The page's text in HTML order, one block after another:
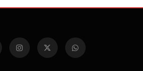
éves programnaptár és élményajánló
Vadételek a csárdákban – szarvas,
vaddisznó, fácán: beszerzés és elkészítés